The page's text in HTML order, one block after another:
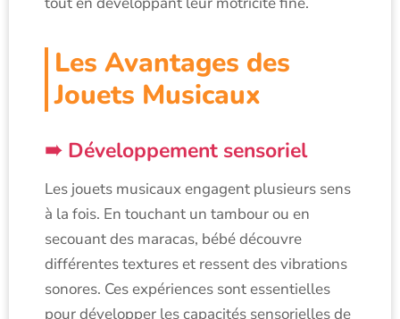
Les Avantages des
Jouets Musicaux
Développement sensoriel
Les jouets musicaux engagent plusieurs sens
à la fois. En touchant un tambour ou en
secouant des maracas, bébé découvre
différentes textures et ressent des vibrations
sonores. Ces expériences sont essentielles
pour développer les capacités sensorielles de